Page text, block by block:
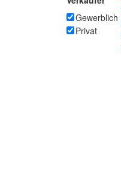
Gewerblich
Privat